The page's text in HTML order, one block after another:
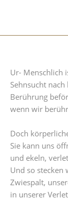
Ur- Menschlich
Sehnsucht
Berührung
wenn wir
Doch
Sie kann uns
und ekeln,
Und so stecken
Zwiespalt,
in unserer